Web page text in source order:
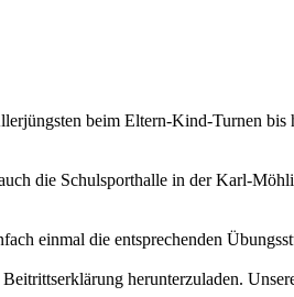
beim Eltern-Kind-Turnen
die Schulsporthalle in der Karl-
einmal die entsprechenden
herunterzuladen.